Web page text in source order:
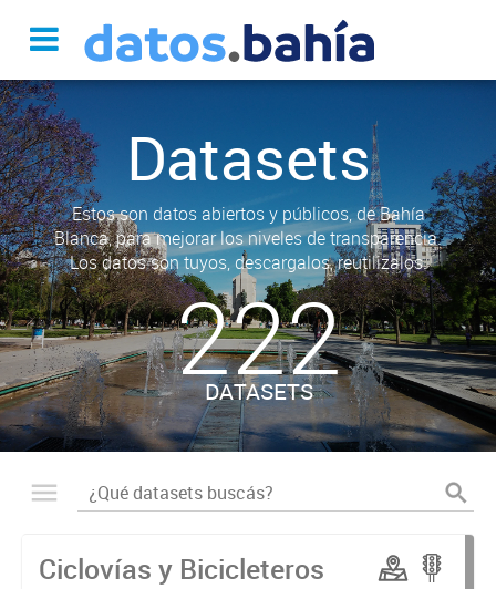
Datasets
Estos son datos abiertos y públicos, de Bahía
Blanca, para mejorar los niveles de transparencia.
Los datos son tuyos, descargalos, reutilizalos.
222
DATASETS
Ciclovías y Bicicleteros